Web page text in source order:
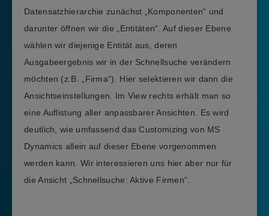
Datensatzhierarchie zunächst „Komponenten“ und
darunter öffnen wir die „Entitäten“. Auf dieser Ebene
wählen wir diejenige Entität aus, deren
Ausgabeergebnis wir in der Schnellsuche verändern
möchten (z.B. „Firma“). Hier selektieren wir dann die
Ansichtseinstellungen. Im View rechts erhält man so
eine Auflistung aller anpassbarer Ansichten. Es wird
deutlich, wie umfassend das Customizing von MS
Dynamics allein auf dieser Ebene vorgenommen
werden kann. Wir interessieren uns hier aber nur für
die Ansicht „Schnellsuche: Aktive Firmen“.